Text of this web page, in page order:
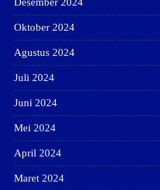
Oktober 2024
Agustus 2024
Juli 2024
Juni 2024
Mei 2024
April 2024
Maret 2024